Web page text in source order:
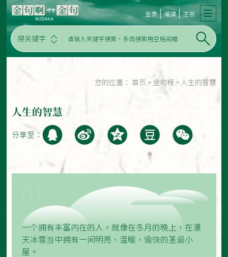
搜关键字
登录 编撰 注册
您的位置： 首页 > 金句榜 > 人生的智慧
人生的智慧
分享至：
一个拥有丰富内在的人，就像在冬月的晚上，在漫
天冰雪当中拥有一间明亮、温暖、愉快的圣诞小
屋。